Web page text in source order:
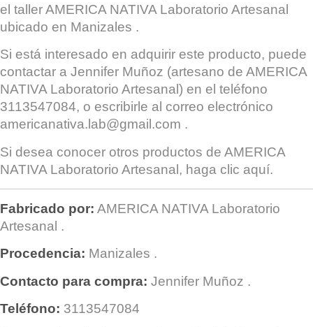
el tallerAMERICA NATIVA Laboratorio Artesanal
ubicado en Manizales .
Si está interesado en adquirir este producto, puede
contactar a Jennifer Muñoz (artesano de AMERICA
NATIVA Laboratorio Artesanal) en el teléfono
3113547084, o escribirle al correo electrónico
americanativa.lab@gmail.com .
Si desea conocer otros productos de AMERICA
NATIVA Laboratorio Artesanal, haga clic aquí.
Fabricado por: AMERICA NATIVA Laboratorio
Artesanal .
Procedencia: Manizales .
Contacto para compra: Jennifer Muñoz .
Teléfono: 3113547084